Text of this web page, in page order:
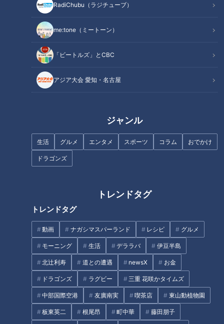
RadiChubu（ラジチューブ）
me:tone（ミートーン）
「ビートルズ」とCBC
アジア大会 愛知・名古屋
ジャンル
生活 グルメ エンタメ スポーツ コラム おでかけ
ドラゴンズ
トレンドタグ
トレンドタグ
動画 ナガシマスパーランド レシピ グルメ
モーニング 生活 デララバ 伊豆半島
北辻利寿 道との遭遇 newsX お金
ドラゴンズ ラグビー 三重 花咲かタイムズ
中部国際空港 友廣南実 喫茶店 東山動植物園
板東英二 根尾昂 町中華 藤田朋子
ランキング
RANKING
24時間 週間
ＣＢＣ小川実桜アナ、呪術廻戦展で痛感した「自分
友廣アナの自転車旅｜愛知・蒲郡市へ！三河湾ぐる
「名古屋駅のパン屋さんランキング」第2位＆第1位
シュプレーム」の食パンへのこだわり
「人を狂わせる魅力がある」道マニア・鹿取茂雄が
惚れ込んだレンガの橋梁とは？未公開の道3選
大学のサークルで増える？複数のスポーツを融合さ
せた「ピックルボール」